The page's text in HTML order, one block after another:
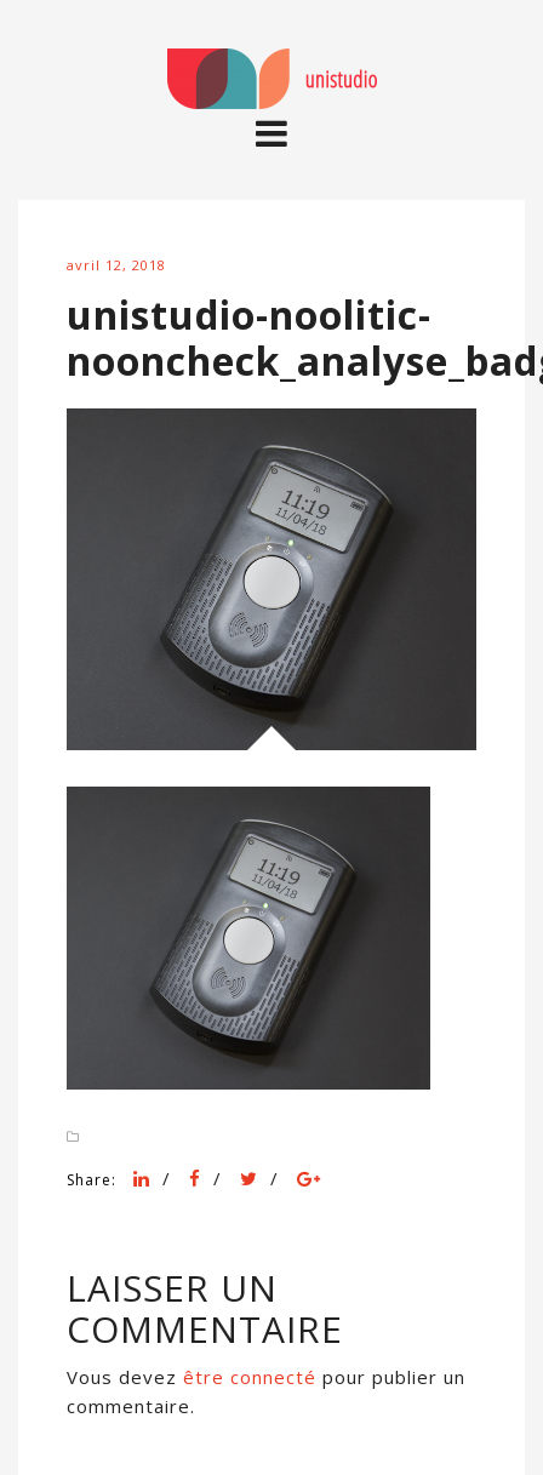
avril 12, 2018
unistudio-noolitic-
Share: / / /
LAISSER UN
COMMENTAIRE
Vous devez être connecté pour publier un
commentaire.